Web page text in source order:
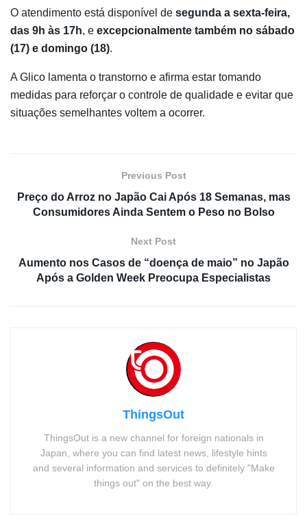
O atendimento está disponível de segunda a sexta-feira,
das 9h às 17h, e excepcionalmente também no sábado
(17) e domingo (18).
A Glico lamenta o transtorno e afirma estar tomando
medidas para reforçar o controle de qualidade e evitar que
situações semelhantes voltem a ocorrer.
Previous Post
Preço do Arroz no Japão Cai Após 18 Semanas, mas
Consumidores Ainda Sentem o Peso no Bolso
Next Post
Aumento nos Casos de “doença de maio” no Japão
Após a Golden Week Preocupa Especialistas
ThingsOut
ThingsOut is a new channel for foreign nationals in
Japan, where you can find latest news, lifestyle hints
and several information and services to definitely "Make
things out" on the best way.